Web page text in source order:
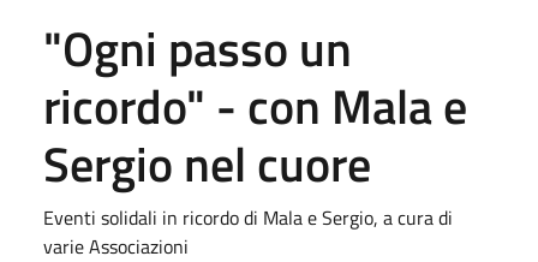
"Ogni passo un
ricordo" - con Mala e
Sergio nel cuore
Eventi solidali in ricordo di Mala e Sergio, a cura di
varie Associazioni